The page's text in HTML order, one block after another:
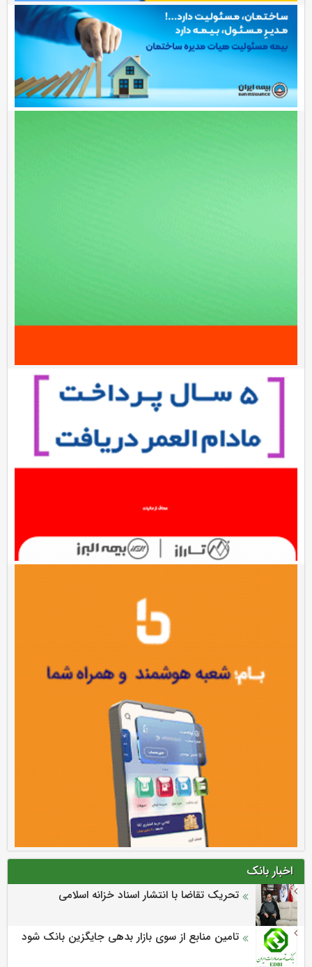
اخبار بانک
تحریک تقاضا با انتشار اسناد خزانه اسلامی
تامین منابع از سوی بازار بدهی جایگزین بانک شود